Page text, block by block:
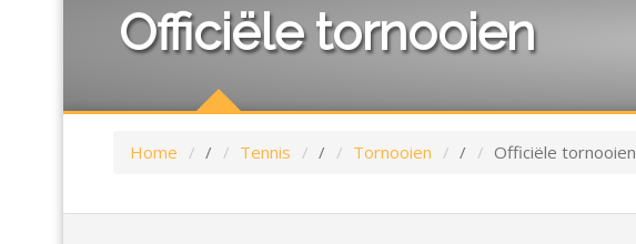
Officiële tornooien
Home / Tennis / Tornooien / Officiële tornooien